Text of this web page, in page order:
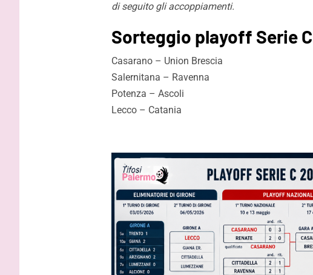
di seguito gli accoppiamenti.
Sorteggio playoff Serie C
Casarano – Union Brescia
Salernitana – Ravenna
Potenza – Ascoli
Lecco – Catania